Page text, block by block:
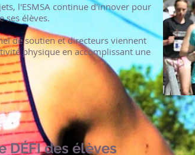
l'ESMSA continue d'innover pour
ses élèves.
de soutien et directeurs viennent
physique en accomplissant une
DÉFI des élèves